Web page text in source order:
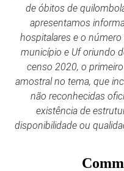
de óbitos de
apresentamos
hospitalares e o
município e Uf oriundo
censo 2020, o
amostral no tema, que
não reconhecidas
existência de
disponibilidade ou